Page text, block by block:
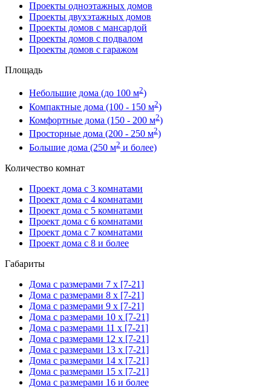
Проекты одноэтажных домов
Проекты двухэтажных домов
Проекты домов с мансардой
Проекты домов с подвалом
Проекты домов с гаражом
Площадь
Небольшие дома (до 100 м2)
Компактные дома (100 - 150 м2)
Комфортные дома (150 - 200 м2)
Просторные дома (200 - 250 м2)
Большие дома (250 м2 и более)
Количество комнат
Проект дома с 3 комнатами
Проект дома с 4 комнатами
Проект дома с 5 комнатами
Проект дома с 6 комнатами
Проект дома с 7 комнатами
Проект дома с 8 и более
Габариты
Дома с размерами 7 x [7-21]
Дома с размерами 8 x [7-21]
Дома с размерами 9 x [7-21]
Дома с размерами 10 x [7-21]
Дома с размерами 11 x [7-21]
Дома с размерами 12 x [7-21]
Дома с размерами 13 x [7-21]
Дома с размерами 14 x [7-21]
Дома с размерами 15 x [7-21]
Дома с размерами 16 и более